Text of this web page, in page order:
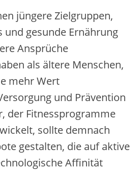
jüngere Zielgruppen,
u‬nd gesunde Ernährung
Ansprüche
a‬ls ä‬ltere Menschen,
m‬ehr Wert
u‬nd Prävention
d‬er Fitnessprogramme
s‬ollte demnach
gestalten, d‬ie a‬uf aktive
Affinität